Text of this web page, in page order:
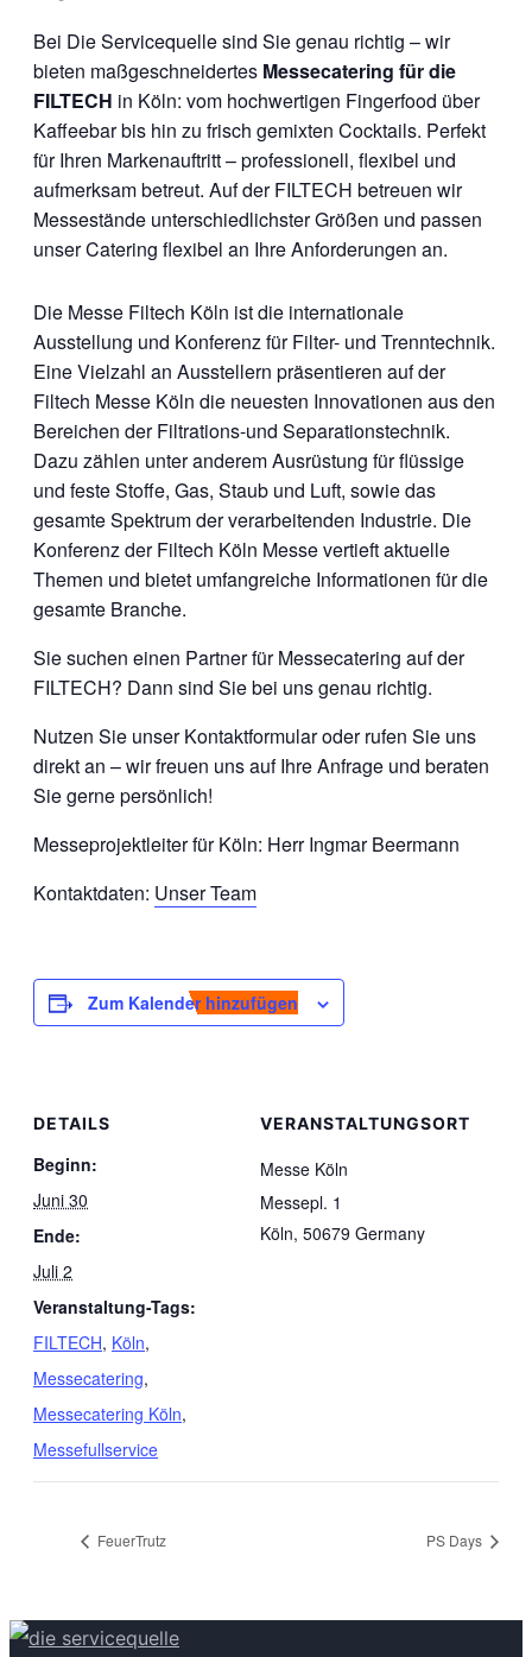
Bei Die Servicequelle sind Sie genau richtig – wir
bieten maßgeschneidertes Messecatering für die
FILTECH in Köln: vom hochwertigen Fingerfood über
Kaffeebar bis hin zu frisch gemixten Cocktails. Perfekt
für Ihren Markenauftritt – professionell, flexibel und
aufmerksam betreut. Auf der FILTECH betreuen wir
Messestände unterschiedlichster Größen und passen
unser Catering flexibel an Ihre Anforderungen an.
Die Messe Filtech Köln ist die internationale
Ausstellung und Konferenz für Filter- und Trenntechnik.
Eine Vielzahl an Ausstellern präsentieren auf der
Filtech Messe Köln die neuesten Innovationen aus den
Bereichen der Filtrations-und Separationstechnik.
Dazu zählen unter anderem Ausrüstung für flüssige
und feste Stoffe, Gas, Staub und Luft, sowie das
gesamte Spektrum der verarbeitenden Industrie. Die
Konferenz der Filtech Köln Messe vertieft aktuelle
Themen und bietet umfangreiche Informationen für die
gesamte Branche.
Sie suchen einen Partner für Messecatering auf der
FILTECH? Dann sind Sie bei uns genau richtig.
Nutzen Sie unser Kontaktformular oder rufen Sie uns
direkt an – wir freuen uns auf Ihre Anfrage und beraten
Sie gerne persönlich!
Messeprojektleiter für Köln: Herr Ingmar Beermann
Kontaktdaten: Unser Team
Zum Kalender hinzufügen
DETAILS
Beginn:
Juni 30
Ende:
Juli 2
Veranstaltung-Tags:
FILTECH, Köln,
Messecatering,
Messecatering Köln,
Messefullservice
VERANSTALTUNGSORT
Messe Köln
Messepl. 1
Köln, 50679 Germany
FeuerTrutz PS Days